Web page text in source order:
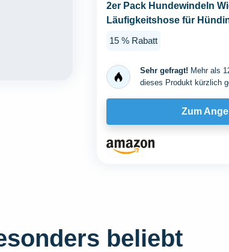
2er Pack Hundewindeln
Läufigkeitshose für
15 % Rabatt
Sehr gefragt! Mehr als
dieses Produkt kürzlich
Zum
beliebt